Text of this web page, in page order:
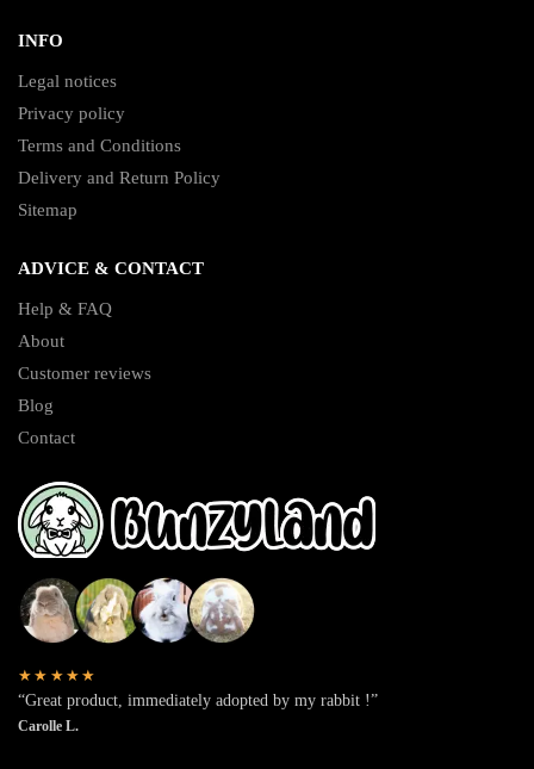
INFO
Legal notices
Privacy policy
Terms and Conditions
Delivery and Return Policy
Sitemap
ADVICE & CONTACT
Help & FAQ
About
Customer reviews
Blog
Contact
★★★★★
“Great product, immediately adopted by my rabbit !”
Carolle L.